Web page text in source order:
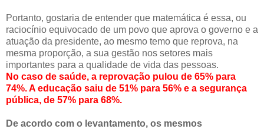
Portanto, gostaria de entender que matemática é essa, ou
raciocínio equivocado de um povo que aprova o governo e a
atuação da presidente, ao mesmo temo que reprova, na
mesma proporção, a sua gestão nos setores mais
importantes para a qualidade de vida das pessoas.
No caso de saúde, a reprovação pulou de 65% para
74%. A educação saiu de 51% para 56% e a segurança
pública, de 57% para 68%.
De acordo com o levantamento, os mesmos